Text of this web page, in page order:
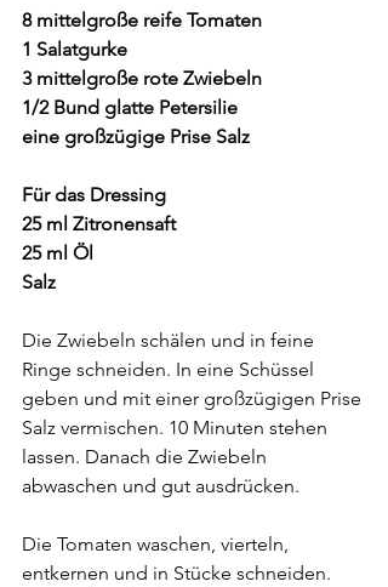
8 mittelgroße reife Tomaten
1 Salatgurke
3 mittelgroße rote Zwiebeln
1/2 Bund glatte Petersilie
eine großzügige Prise Salz
Für das Dressing
25 ml Zitronensaft
25 ml Öl
Salz
Die Zwiebeln schälen und in feine
Ringe schneiden. In eine Schüssel
geben und mit einer großzügigen Prise
Salz vermischen. 10 Minuten stehen
lassen. Danach die Zwiebeln
abwaschen und gut ausdrücken.
Die Tomaten waschen, vierteln,
entkernen und in Stücke schneiden.